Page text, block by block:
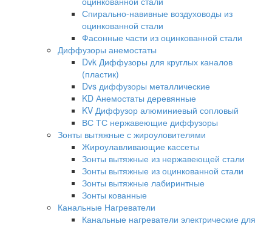
Спирально-навивные воздуховоды из
оцинкованной стали
Фасонные части из оцинкованной стали
Диффузоры анемостаты
Dvk Диффузоры для круглых каналов
(пластик)
Dvs диффузоры металлические
KD Анемостаты деревянные
KV Диффузор алюминиевый сопловый
ВС ТС нержавеющие диффузоры
Зонты вытяжные с жироуловителями
Жироулавливающие кассеты
Зонты вытяжные из нержавеющей стали
Зонты вытяжные из оцинкованной стали
Зонты вытяжные лабиринтные
Зонты кованные
Канальные Нагреватели
Канальные нагреватели электрические для